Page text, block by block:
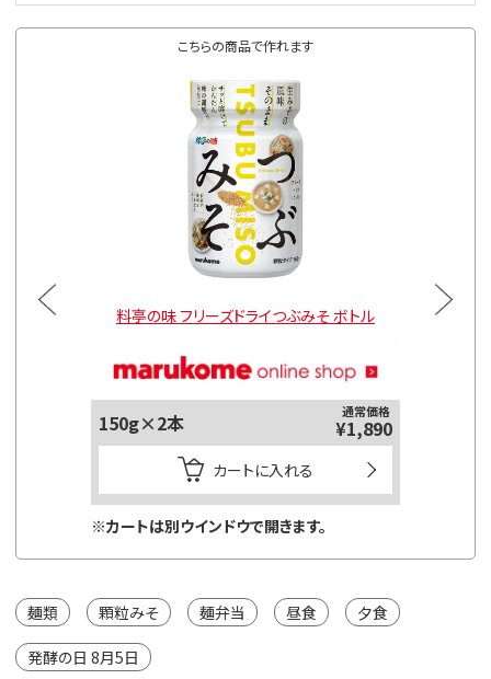
こちらの商品で作れます
料亭の味 フリーズドライつぶみそ ボトル
150g×2本 通常価格
¥1,890
カートに入れる
※カートは別ウインドウで開きます。
料亭
麺類 顆粒みそ 麺弁当 昼食 夕食
発酵の日 8月5日